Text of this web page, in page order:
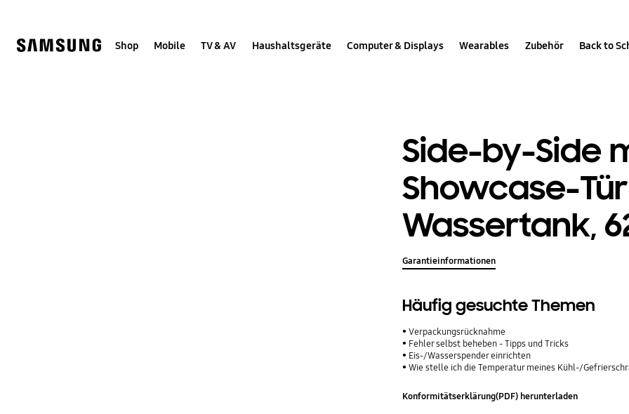
help
Shop Mobile TV & AV Haushaltsgeräte Computer & Displays Wearables Zubehör Back to
Side-by-Side
Showcase-
Wassertank,
Garantieinformationen
Häufig gesuchte Themen
Verpackungsrücknahme
Fehler selbst beheben - Tipps und Tricks
Eis-/Wasserspender einrichten
Wie stelle ich die Temperatur meines Kühl-/
Konformitätserklärung(PDF) herunterladen